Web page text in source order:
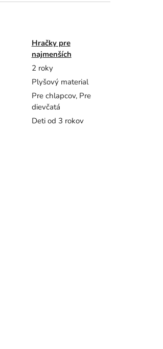
Hračky pre
najmenších
2 roky
Plyšový material
Pre chlapcov, Pre
dievčatá
Deti od 3 rokov